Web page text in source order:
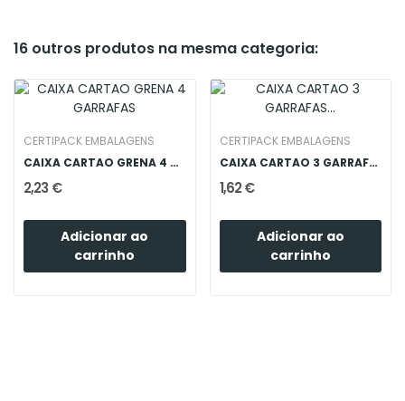
16 outros produtos na mesma categoria:
CERTIPACK EMBALAGENS
CAIXA CARTAO GRENA 4 GARRAFAS
2,23 €
Adicionar ao
carrinho
CERTIPACK EMBALAGENS
CAIXA CARTAO 3 GARRAFAS SKIN VINACCIA
1,62 €
Adicionar ao
carrinho